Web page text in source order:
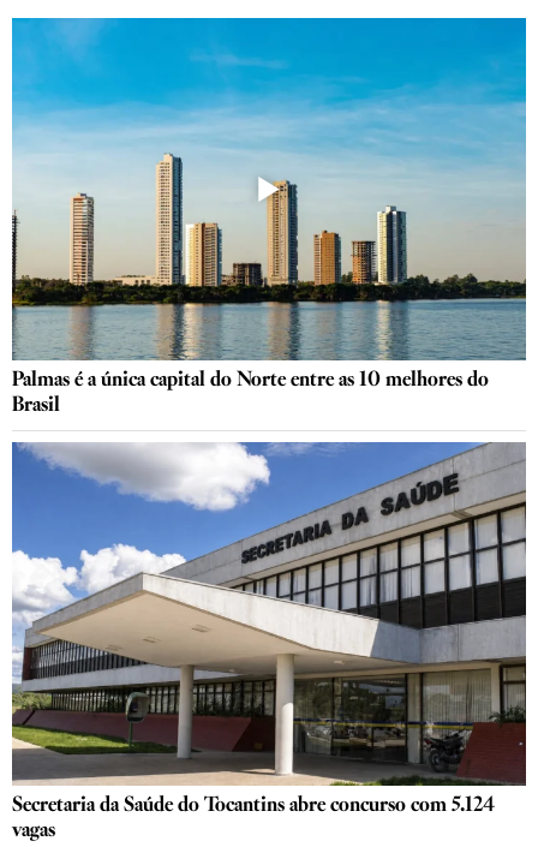
Palmas é a única capital do Norte entre as 10 melhores do
Brasil
Secretaria da Saúde do Tocantins abre concurso com 5.124
vagas